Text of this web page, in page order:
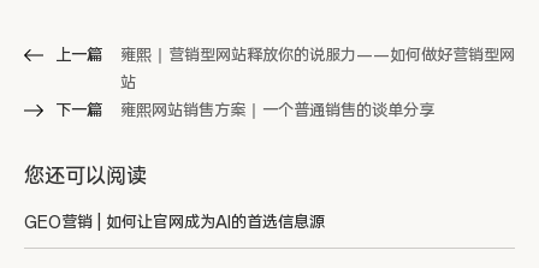
上一篇
雍熙丨营销型网站释放你的说服力——如何做好营销型网
站
下一篇
雍熙网站销售方案丨一个普通销售的谈单分享
您还可以阅读
GEO营销 | 如何让官网成为AI的首选信息源